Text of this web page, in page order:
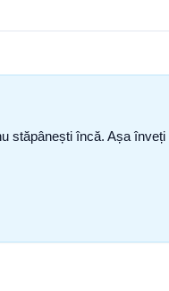
stăpânești încă. Așa